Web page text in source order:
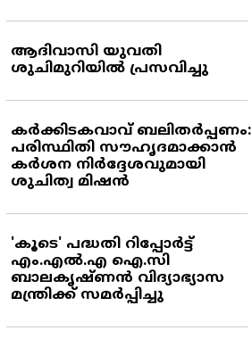
ആദിവാസി യുവതി
ശുചിമുറിയില്‍ പ്രസവിച്ചു
കര്‍ക്കിടകവാവ് ബലിതര്‍പ്പണം:
പരിസ്ഥിതി സൗഹൃദമാക്കാന്‍
കര്‍ശന നിര്‍ദ്ദേശവുമായി
ശുചിത്വ മിഷന്‍
'കൂടെ' പദ്ധതി റിപ്പോര്‍ട്ട്
എം.എല്‍.എ ഐ.സി
ബാലകൃഷ്ണന്‍ വിദ്യാഭ്യാസ
മന്ത്രിക്ക് സമര്‍പ്പിച്ചു